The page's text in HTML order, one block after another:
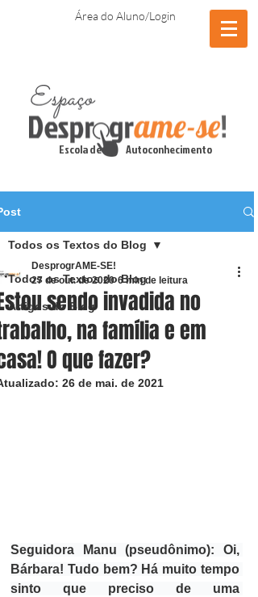
Área do Aluno/Login
Escola de Autoconhecimento
Todos os Textos do Blog
Artigos do Blog
Todos os Textos do Blog
sendo invadida no
na família e em
O que fazer?
DesprogrAME-SE!
27 de out. de 2020 6 min de leitura
26 de mai. de 2021
Seguidora Manu (pseudônimo): Oi,
Bárbara! Tudo bem? Há muito tempo
sinto que preciso de uma